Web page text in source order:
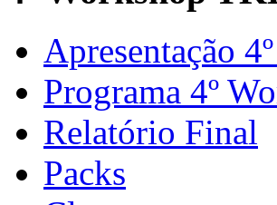
Apresentação
Programa 4º
Relatório Final
Packs